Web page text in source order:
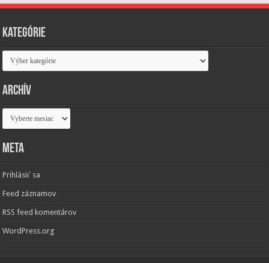
Kategórie
Kategórie
Archív
Archív
Meta
Prihlásiť sa
Feed záznamov
RSS feed komentárov
WordPress.org